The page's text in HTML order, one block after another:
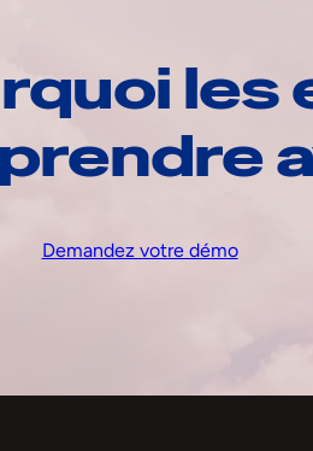
les
Demandez votre démo